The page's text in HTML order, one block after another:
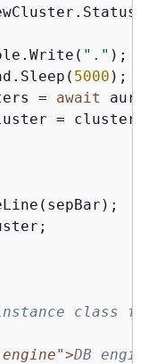
"." );
5000 );
=
await
=
instance class
DB